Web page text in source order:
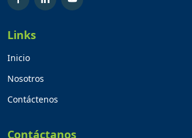
Links
Inicio
Nosotros
Contáctenos
Contáctanos